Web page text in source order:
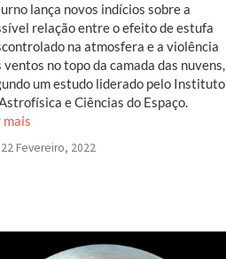
lança novos indícios sobre a
relação entre o efeito de estufa
na atmosfera e a violência
ventos no topo da camada das nuvens,
um estudo liderado pelo Instituto
e Ciências do Espaço.
mais
22 Fevereiro, 2022